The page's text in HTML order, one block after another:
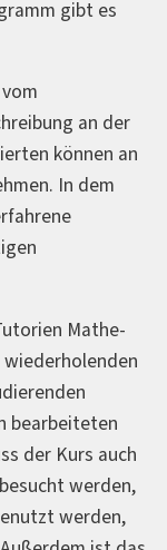
gibt es
an der
können an
In dem
Mathe-
bearbeiteten
der Kurs auch
werden,
werden,